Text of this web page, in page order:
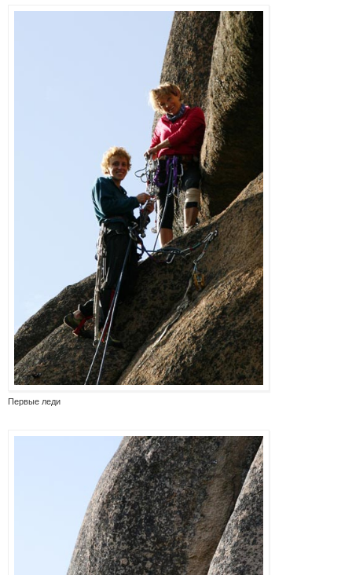
Первые леди